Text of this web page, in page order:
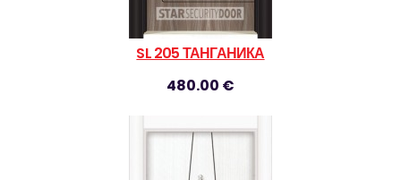
SL 205 ТАНГАНИКА
480.00 €